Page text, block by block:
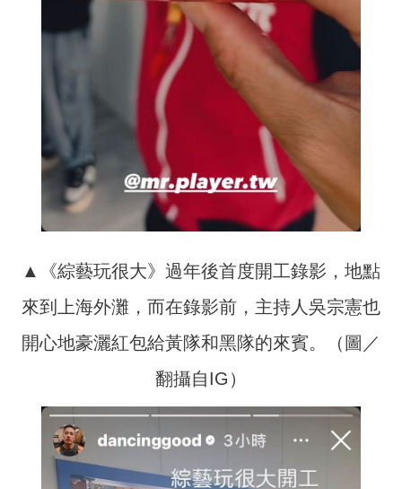
▲《綜藝玩很大》過年後首度開工錄影，地點
來到上海外灘，而在錄影前，主持人吳宗憲也
開心地豪灑紅包給黃隊和黑隊的來賓。（圖／
翻攝自IG）